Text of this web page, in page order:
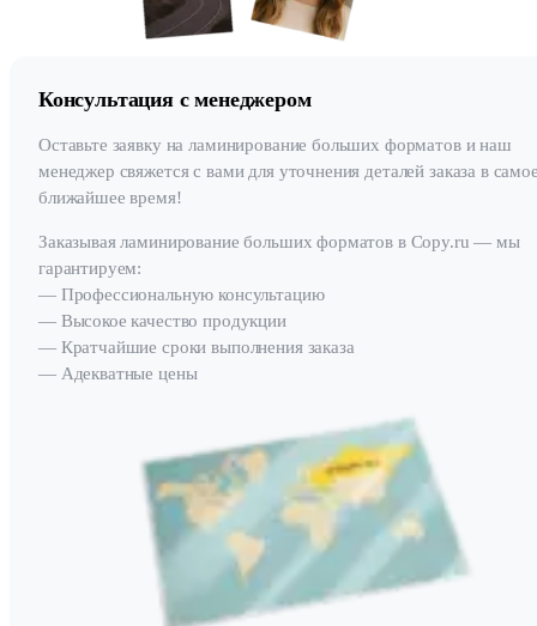
Консультация с менеджером
Оставьте заявку на ламинирование больших форматов и наш
менеджер свяжется с вами для уточнения деталей заказа в
ближайшее время!
Заказывая ламинирование больших форматов в Copy.ru — мы
гарантируем:
— Профессиональную консультацию
— Высокое качество продукции
— Кратчайшие сроки выполнения заказа
— Адекватные цены